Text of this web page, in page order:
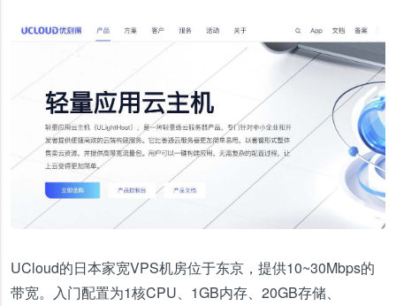
UCloud的日本家宽VPS机房位于东京，提供10~30Mbps的
带宽。入门配置为1核CPU、1GB内存、20GB存储、